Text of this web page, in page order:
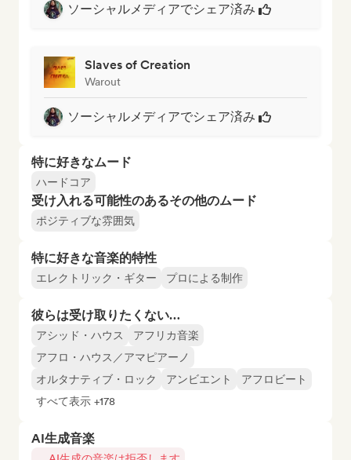
ソーシャルメディアでシェア済み
Slaves of Creation
Warout
ソーシャルメディアでシェア済み
特に好きなムード
ハードコア
受け入れる可能性のあるその他のムード
ポジティブな雰囲気
特に好きな音楽的特性
エレクトリック・ギター プロによる制作
彼らは受け取りたくない…
アシッド・ハウス
アフリカ音楽
アフロ・ハウス／アマピアーノ
オルタナティブ・ロック
アンビエント
アフロビート
すべて表示 +178
AI生成音楽